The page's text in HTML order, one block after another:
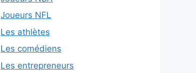
Joueurs NFL
Les athlètes
Les comédiens
Les entrepreneurs